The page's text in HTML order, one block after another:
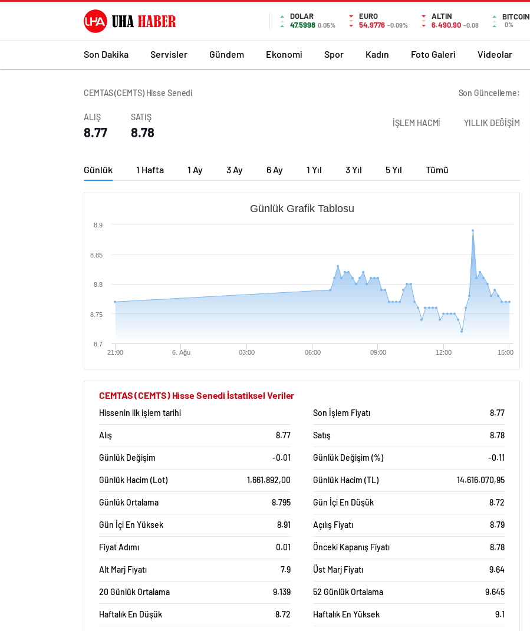
DOLAR
47,5998 0.05%
EURO
54,9776 -0.09%
ALTIN
6.490,90 -0,08
BITCOIN
0%
Son Dakika Servisler Gündem Ekonomi Spor Kadın Foto Galeri Videolar
CEMTAS (CEMTS) Hisse Senedi Son Güncelleme:
ALIŞ
8.77
SATIŞ
8.78
İŞLEM HACMİ YILLIK DEĞİŞİM
Günlük 1 Hafta 1 Ay 3 Ay 6 Ay 1 Yıl 3 Yıl 5 Yıl Tümü
Günlük Grafik Tablosu
21:00 6. Ağu 03:00 06:00 09:00 12:00 15:00
8.7
8.75
8.8
8.85
8.9
CEMTAS (CEMTS) Hisse Senedi İstatiksel Veriler
Hissenin ilk işlem tarihi Son İşlem Fiyatı 8.77
Alış 8.77 Satış 8.78
Günlük Değişim -0.01 Günlük Değişim (%) -0.11
Günlük Hacim (Lot) 1.661.892,00 Günlük Hacim (TL) 14.616.070,95
Günlük Ortalama 8.795 Gün İçi En Düşük 8.72
Gün İçi En Yüksek 8.91 Açılış Fiyatı 8.79
Fiyat Adımı 0.01 Önceki Kapanış Fiyatı 8.78
Alt Marj Fiyatı 7.9 Üst Marj Fiyatı 9.64
20 Günlük Ortalama 9.139 52 Günlük Ortalama 9.645
Haftalık En Düşük 8.72 Haftalık En Yüksek 9.1